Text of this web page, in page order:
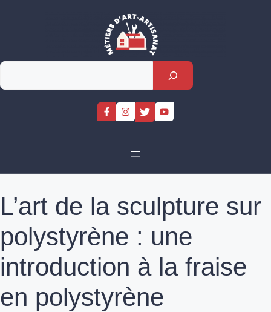
Rechercher
L’art de la sculpture sur
polystyrène : une
introduction à la fraise
en polystyrène